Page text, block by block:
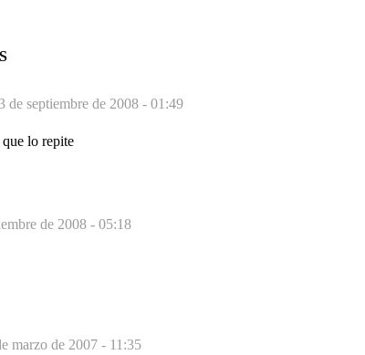
de septiembre de 2008 - 01:49
lo repite
de 2008 - 05:18
marzo de 2007 - 11:35